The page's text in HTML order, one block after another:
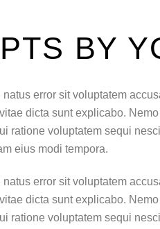
BY
error sit voluptatem
dicta sunt explicabo.
ratione voluptatem sequi
eius modi tempora.
error sit voluptatem
dicta sunt explicabo.
ratione voluptatem sequi